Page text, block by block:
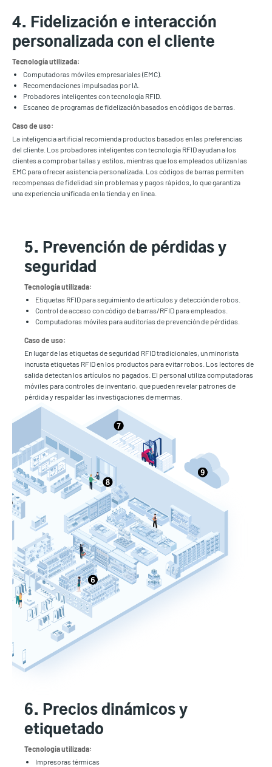
4. Fidelización e interacción
personalizada con el cliente
Tecnología utilizada:
Computadoras móviles empresariales (EMC).
Recomendaciones impulsadas por IA.
Probadores inteligentes con tecnología RFID.
Escaneo de programas de fidelización basados en códigos de barras.
Caso de uso:
La inteligencia artificial recomienda productos basados en las preferencias
del cliente. Los probadores inteligentes con tecnología RFID ayudan a los
clientes a comprobar tallas y estilos, mientras que los empleados utilizan las
EMC para ofrecer asistencia personalizada. Los códigos de barras permiten
recompensas de fidelidad sin problemas y pagos rápidos, lo que garantiza
una experiencia unificada en la tienda y en línea.
5. Prevención de pérdidas y
seguridad
Tecnología utilizada:
Etiquetas RFID para seguimiento de artículos y detección de robos.
Control de acceso con código de barras/RFID para empleados.
Computadoras móviles para auditorías de prevención de pérdidas.
Caso de uso:
En lugar de las etiquetas de seguridad RFID tradicionales, un minorista
incrusta etiquetas RFID en los productos para evitar robos. Los lectores de
salida detectan los artículos no pagados. El personal utiliza computadoras
móviles para controles de inventario, que pueden revelar patrones de
pérdida y respaldar las investigaciones de mermas.
6. Precios dinámicos y
etiquetado
Tecnología utilizada:
Impresoras térmicas